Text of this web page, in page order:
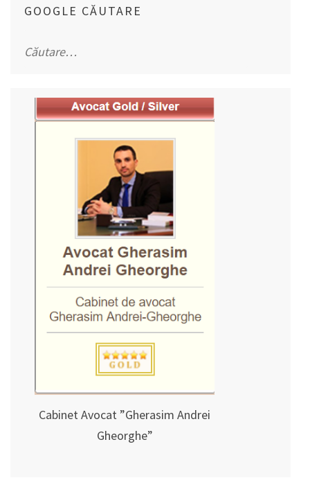
GOOGLE CĂUTARE
după:
Cabinet Avocat ”Gherasim Andrei
Gheorghe”